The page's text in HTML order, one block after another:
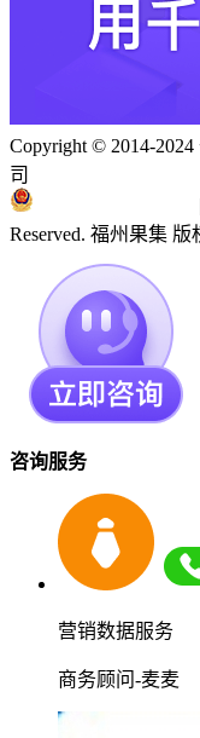
Copyright © 2014-
司
Reserved. 福州果集 版
咨询服务
营销数据服务
商务顾问-麦麦